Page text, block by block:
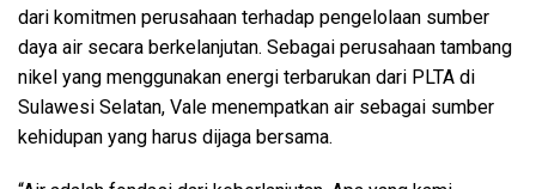
dari komitmen perusahaan terhadap pengelolaan sumber
daya air secara berkelanjutan. Sebagai perusahaan tambang
nikel yang menggunakan energi terbarukan dari PLTA di
Sulawesi Selatan, Vale menempatkan air sebagai sumber
kehidupan yang harus dijaga bersama.